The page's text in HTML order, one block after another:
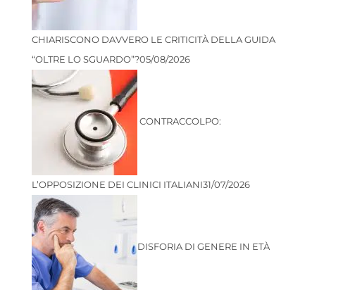
CHIARISCONO DAVVERO LE CRITICITÀ DELLA GUIDA
“OLTRE LO SGUARDO”?05/08/2026
CONTRACCOLPO:
L’OPPOSIZIONE DEI CLINICI ITALIANI31/07/2026
DISFORIA DI GENERE IN ETÀ